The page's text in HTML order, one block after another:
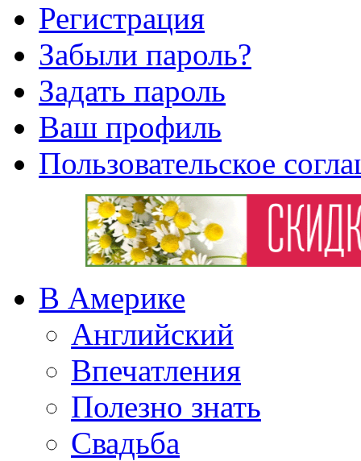
Регистрация
Забыли пароль?
Задать пароль
Ваш профиль
Пользовательское
В Америке
Английский
Впечатления
Полезно знать
Свадьба